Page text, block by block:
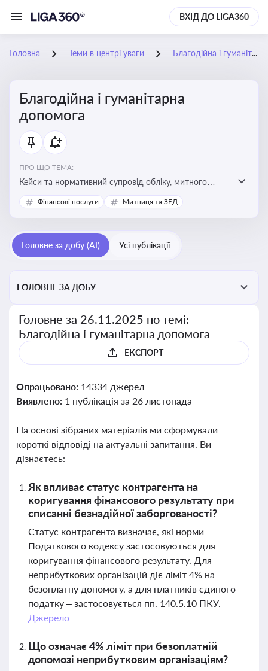
ВХІД ДО LIGA360
Головна Теми в центрі уваги Благодійна і гуманітарна допомога
Благодійна і гуманітарна
допомога
ПРО ЩО ТЕМА:
Кейси та нормативний супровід обліку, митного
оформлення, контролю та утилізації гуманітарної або
благодійної допомоги
Фінансові послуги Митниця та ЗЕД
Головне за добу (AI) Усі публікації
ГОЛОВНЕ ЗА ДОБУ
Головне за 26.11.2025 по темі:
Благодійна і гуманітарна допомога
ЕКСПОРТ
Опрацьовано: 14334 джерел
Виявлено: 1 публікація за 26 листопада
На основі зібраних матеріалів ми сформували
короткі відповіді на актуальні запитання. Ви
дізнаєтесь:
Як впливає статус контрагента на
коригування фінансового результату при
списанні безнадійної заборгованості?
Статус контрагента визначає, які норми
Податкового кодексу застосовуються для
коригування фінансового результату. Для
неприбуткових організацій діє ліміт 4% на
безоплатну допомогу, а для платників єдиного
податку – застосовується пп. 140.5.10 ПКУ.
Джерело
Що означає 4% ліміт при безоплатній
допомозі неприбутковим організаціям?